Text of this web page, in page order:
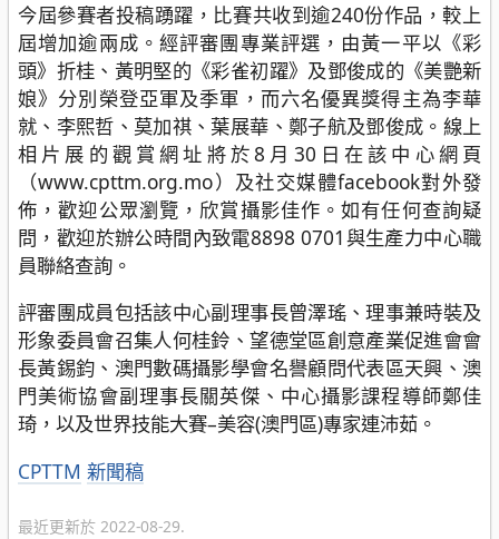
今屆參賽者投稿踴躍，比賽共收到逾240份作品，較上
屆增加逾兩成。經評審團專業評選，由黃一平以《彩
頭》折桂、黃明堅的《彩雀初躍》及鄧俊成的《美艷新
娘》分別榮登亞軍及季軍，而六名優異獎得主為李華
就、李熙哲、莫加祺、葉展華、鄭子航及鄧俊成。線上
相片展的觀賞網址將於8月30日在該中心網頁
（www.cpttm.org.mo）及社交媒體facebook對外發
佈，歡迎公眾瀏覽，欣賞攝影佳作。如有任何查詢疑
問，歡迎於辦公時間內致電8898 0701與生產力中心職
員聯絡查詢。
評審團成員包括該中心副理事長曾澤瑤、理事兼時裝及
形象委員會召集人何桂鈴、望德堂區創意產業促進會會
長黃錫鈞、澳門數碼攝影學會名譽顧問代表區天興、澳
門美術協會副理事長關英傑、中心攝影課程導師鄭佳
琦，以及世界技能大賽–美容(澳門區)專家連沛茹。
分
CPTTM 新聞稿
最近更新於 2022-08-29.